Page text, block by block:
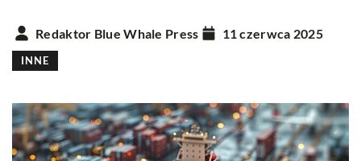
Redaktor Blue Whale Press 11 czerwca 2025
INNE